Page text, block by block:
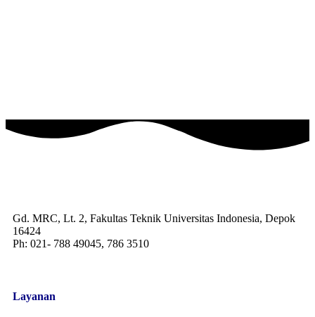
Gd. MRC, Lt. 2, Fakultas Teknik Universitas Indonesia, Depok
16424
Ph: 021- 788 49045, 786 3510
Layanan